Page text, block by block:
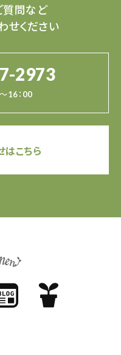
質問など
せください
2973
16：00
はこちら